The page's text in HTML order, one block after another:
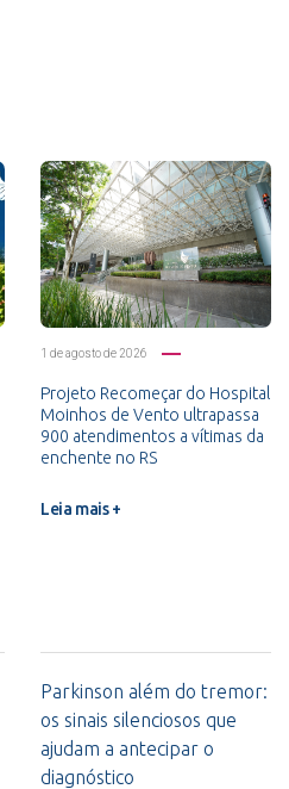
1 de agosto de 2026
Projeto Recomeçar do Hospital
Moinhos de Vento ultrapassa
900 atendimentos a vítimas da
enchente no RS
Leia mais +
Parkinson além do tremor:
os sinais silenciosos que
ajudam a antecipar o
diagnóstico